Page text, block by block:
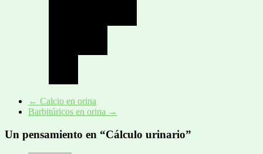
← Calcio en orina
Barbitúricos en orina →
Un pensamiento en “Cálculo urinario”